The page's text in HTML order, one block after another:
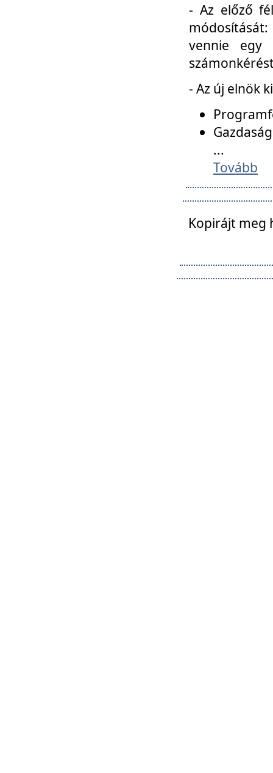
- Az előző
vennie egy
- Az új elnök
...
Tovább
Kopirájt meg